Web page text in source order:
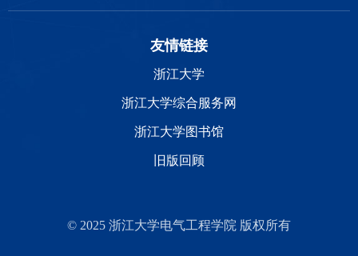
友情链接
浙江大学
浙江大学综合服务网
浙江大学图书馆
旧版回顾
© 2025 浙江大学电气工程学院 版权所有